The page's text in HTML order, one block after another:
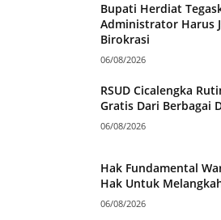
Bupati Herdiat
Administrator Harus
Birokrasi
06/08/2026
RSUD Cicalengka
Gratis Dari Berbagai
06/08/2026
Hak Fundamental
Hak Untuk
06/08/2026